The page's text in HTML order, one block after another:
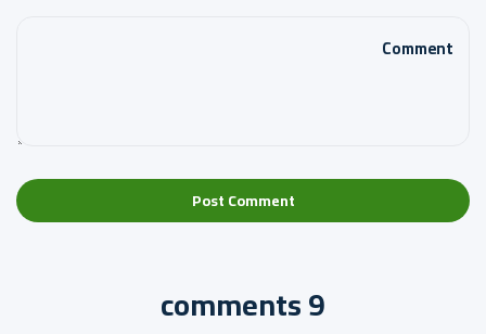
Comment
Post Comment
9 comments